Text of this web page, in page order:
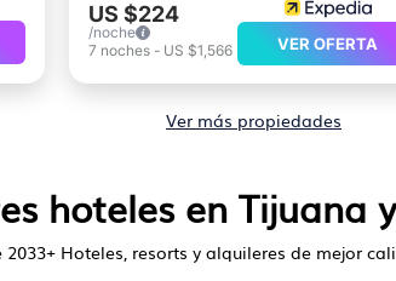
US $224
/noche
7 noches- US $1,566 VER OFERTA
Ver más propiedades
hoteles en Tijuana
2033+ Hoteles, resorts y alquileres de mejor